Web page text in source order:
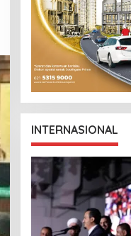
INTERNASIONAL